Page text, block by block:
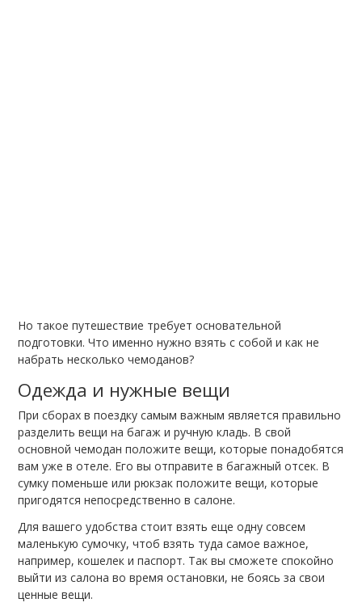
Но такое путешествие требует основательной
подготовки. Что именно нужно взять с собой и как не
набрать несколько чемоданов?
Одежда и нужные вещи
При сборах в поездку самым важным является правильно
разделить вещи на багаж и ручную кладь. В свой
основной чемодан положите вещи, которые понадобятся
вам уже в отеле. Его вы отправите в багажный отсек. В
сумку поменьше или рюкзак положите вещи, которые
пригодятся непосредственно в салоне.
Для вашего удобства стоит взять еще одну совсем
маленькую сумочку, чтоб взять туда самое важное,
например, кошелек и паспорт. Так вы сможете спокойно
выйти из салона во время остановки, не боясь за свои
ценные вещи.